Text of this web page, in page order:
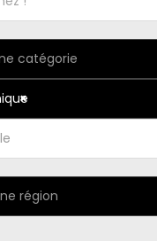
catégorie
×
région